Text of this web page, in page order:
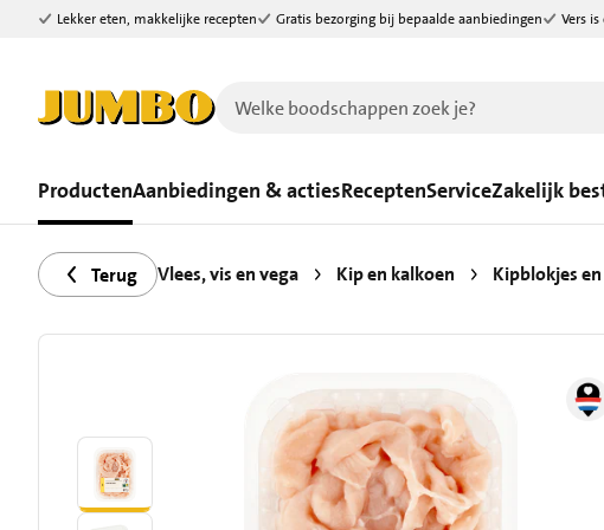
Ga naar zoeken
Ga naar hoofdinhoud
Lekker eten, makkelijke recepten Gratis bezorging bij bepaalde aanbiedingen Vers
ProductenAanbiedingen & actiesReceptenServiceZakelijk
Terug Vlees, vis en vega Kip en kalkoen Kipblokjes